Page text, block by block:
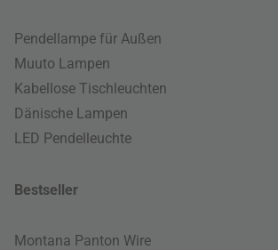
Pendellampe für Außen
Muuto Lampen
Kabellose Tischleuchten
Dänische Lampen
LED Pendelleuchte
Bestseller
Montana Panton Wire